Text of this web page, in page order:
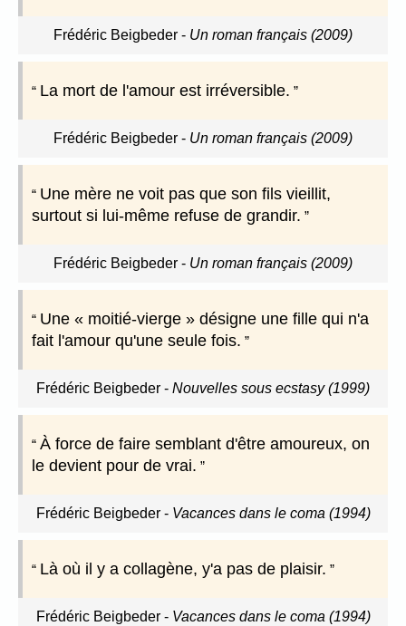
Frédéric Beigbeder - Un roman français (2009)
La mort de l'amour est irréversible.
Frédéric Beigbeder - Un roman français (2009)
Une mère ne voit pas que son fils vieillit,
surtout si lui-même refuse de grandir.
Frédéric Beigbeder - Un roman français (2009)
Une « moitié-vierge » désigne une fille qui n'a
fait l'amour qu'une seule fois.
Frédéric Beigbeder - Nouvelles sous ecstasy (1999)
À force de faire semblant d'être amoureux, on
le devient pour de vrai.
Frédéric Beigbeder- Vacances dans le coma (1994)
Là où il y a collagène, y'a pas de plaisir.
Frédéric Beigbeder- Vacances dans le coma (1994)